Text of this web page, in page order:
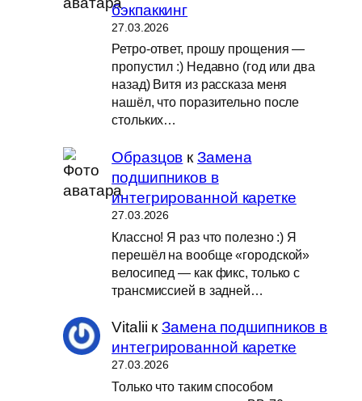
бэкпаккинг
27.03.2026
Ретро-ответ, прошу прощения —
пропустил :) Недавно (год или два
назад) Витя из рассказа меня
нашёл, что поразительно после
стольких…
Образцов кЗамена
подшипников в
интегрированной каретке
27.03.2026
Классно! Я раз что полезно :) Я
перешёл на вообще «городской»
велосипед — как фикс, только с
трансмиссией в задней…
Vitalii кЗамена подшипников в
интегрированной каретке
27.03.2026
Только что таким способом